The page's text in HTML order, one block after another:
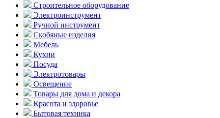
Строительное оборудование
Электроинструмент
Ручной инструмент
Скобяные изделия
Мебель
Кухни
Посуда
Электротовары
Освещение
Товары для дома и декора
Красота и здоровье
Бытовая техника